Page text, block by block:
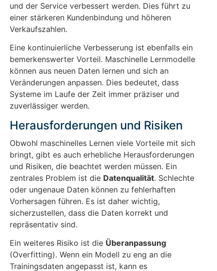
und der Service verbessert werden. Dies führt zu
einer stärkeren Kundenbindung und höheren
Verkaufszahlen.
Eine kontinuierliche Verbesserung ist ebenfalls ein
bemerkenswerter Vorteil. Maschinelle Lernmodelle
können aus neuen Daten lernen und sich an
Veränderungen anpassen. Dies bedeutet, dass
Systeme im Laufe der Zeit immer präziser und
zuverlässiger werden.
Herausforderungen und Risiken
Obwohl maschinelles Lernen viele Vorteile mit sich
bringt, gibt es auch erhebliche Herausforderungen
und Risiken, die beachtet werden müssen. Ein
zentrales Problem ist die Datenqualität. Schlechte
oder ungenaue Daten können zu fehlerhaften
Vorhersagen führen. Es ist daher wichtig,
sicherzustellen, dass die Daten korrekt und
repräsentativ sind.
Ein weiteres Risiko ist die Überanpassung
(Overfitting). Wenn ein Modell zu eng an die
Trainingsdaten angepasst ist, kann es